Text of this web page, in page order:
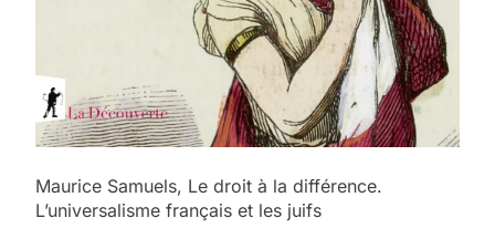
Maurice Samuels, Le droit à la différence.
L’universalisme français et les juifs